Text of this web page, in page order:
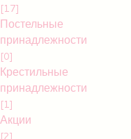
[17]
Постельные
принадлежности
[0]
Крестильные
принадлежности
[1]
Акции
[2]